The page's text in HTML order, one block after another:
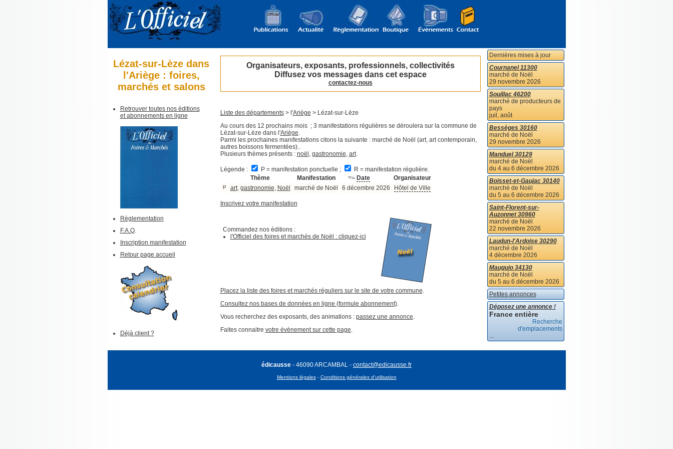
Lézat-sur-Lèze dans
l'Ariège : foires,
marchés et salons
Retrouver toutes nos éditions
et abonnements en ligne
Règlementation
F.A.Q.
Inscription manifestation
Retour page accueil
Déjà client ?
Organisateurs, exposants, professionnels, collectivités
Diffusez vos messages dans cet espace
contactez-nous
Liste des départements> l'Ariège > Lézat-sur-Lèze
Au cours des 12 prochains mois ; 3 manifestations régulières se déroulera sur la commune de
Lézat-sur-Lèze dans l'Ariège.
Parmi les prochaines manifestations citons la suivante : marché de Noël (art, art contemporain,
autres boissons fermentées)..
Plusieurs thèmes présents : noël , gastronomie, art.
Légende : P = manifestation ponctuelle ;
R = manifestation régulière.
Thème
Manifestation Date Organisateur
P art, gastronomie, Noël marché de Noël 6 décembre 2026 Hôtel de Ville
Inscrivez votre manifestation
Commandez nos éditions :
l'Officiel des foires et marchés de Noël : cliquez-ici
Placez la liste des foires et marchés réguliers sur le site de votre commune.
Consultez nos bases de données en ligne (formule abonnement).
Vous recherchez des exposants, des animations : passez une annonce.
Faites connaitre votre évènement sur cette page.
Dernières mises à jour
Cournanel 11300
marché de Noël
29 novembre 2026
Souillac 46200
marché de producteurs de
pays
juil, août
Bessèges 30160
marché de Noël
29 novembre 2026
Manduel 30129
marché de Noël
du 4 au 6 décembre 2026
Boisset-et-Gaujac 30140
marché de Noël
du 5 au 6 décembre 2026
Saint-Florent-sur-
Auzonnet 30960
marché de Noël
22 novembre 2026
Laudun-l'Ardoise 30290
marché de Noël
4 décembre 2026
Mauguio 34130
marché de Noël
du 5 au 6 décembre 2026
Petites annonces
Déposez une annonce !
France entière
Recherche
d'emplacements
...
édicausse - 46090 ARCAMBAL - contact@edicausse.fr
Mentions légales- Conditions générales d'utilisation